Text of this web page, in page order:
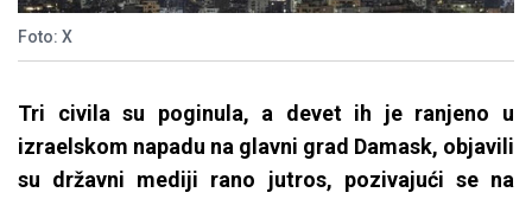
Foto: X
Tri civila su poginula, a devet ih je ranjeno u
izraelskom napadu na glavni grad Damask, objavili
su državni mediji rano jutros, pozivajući se na